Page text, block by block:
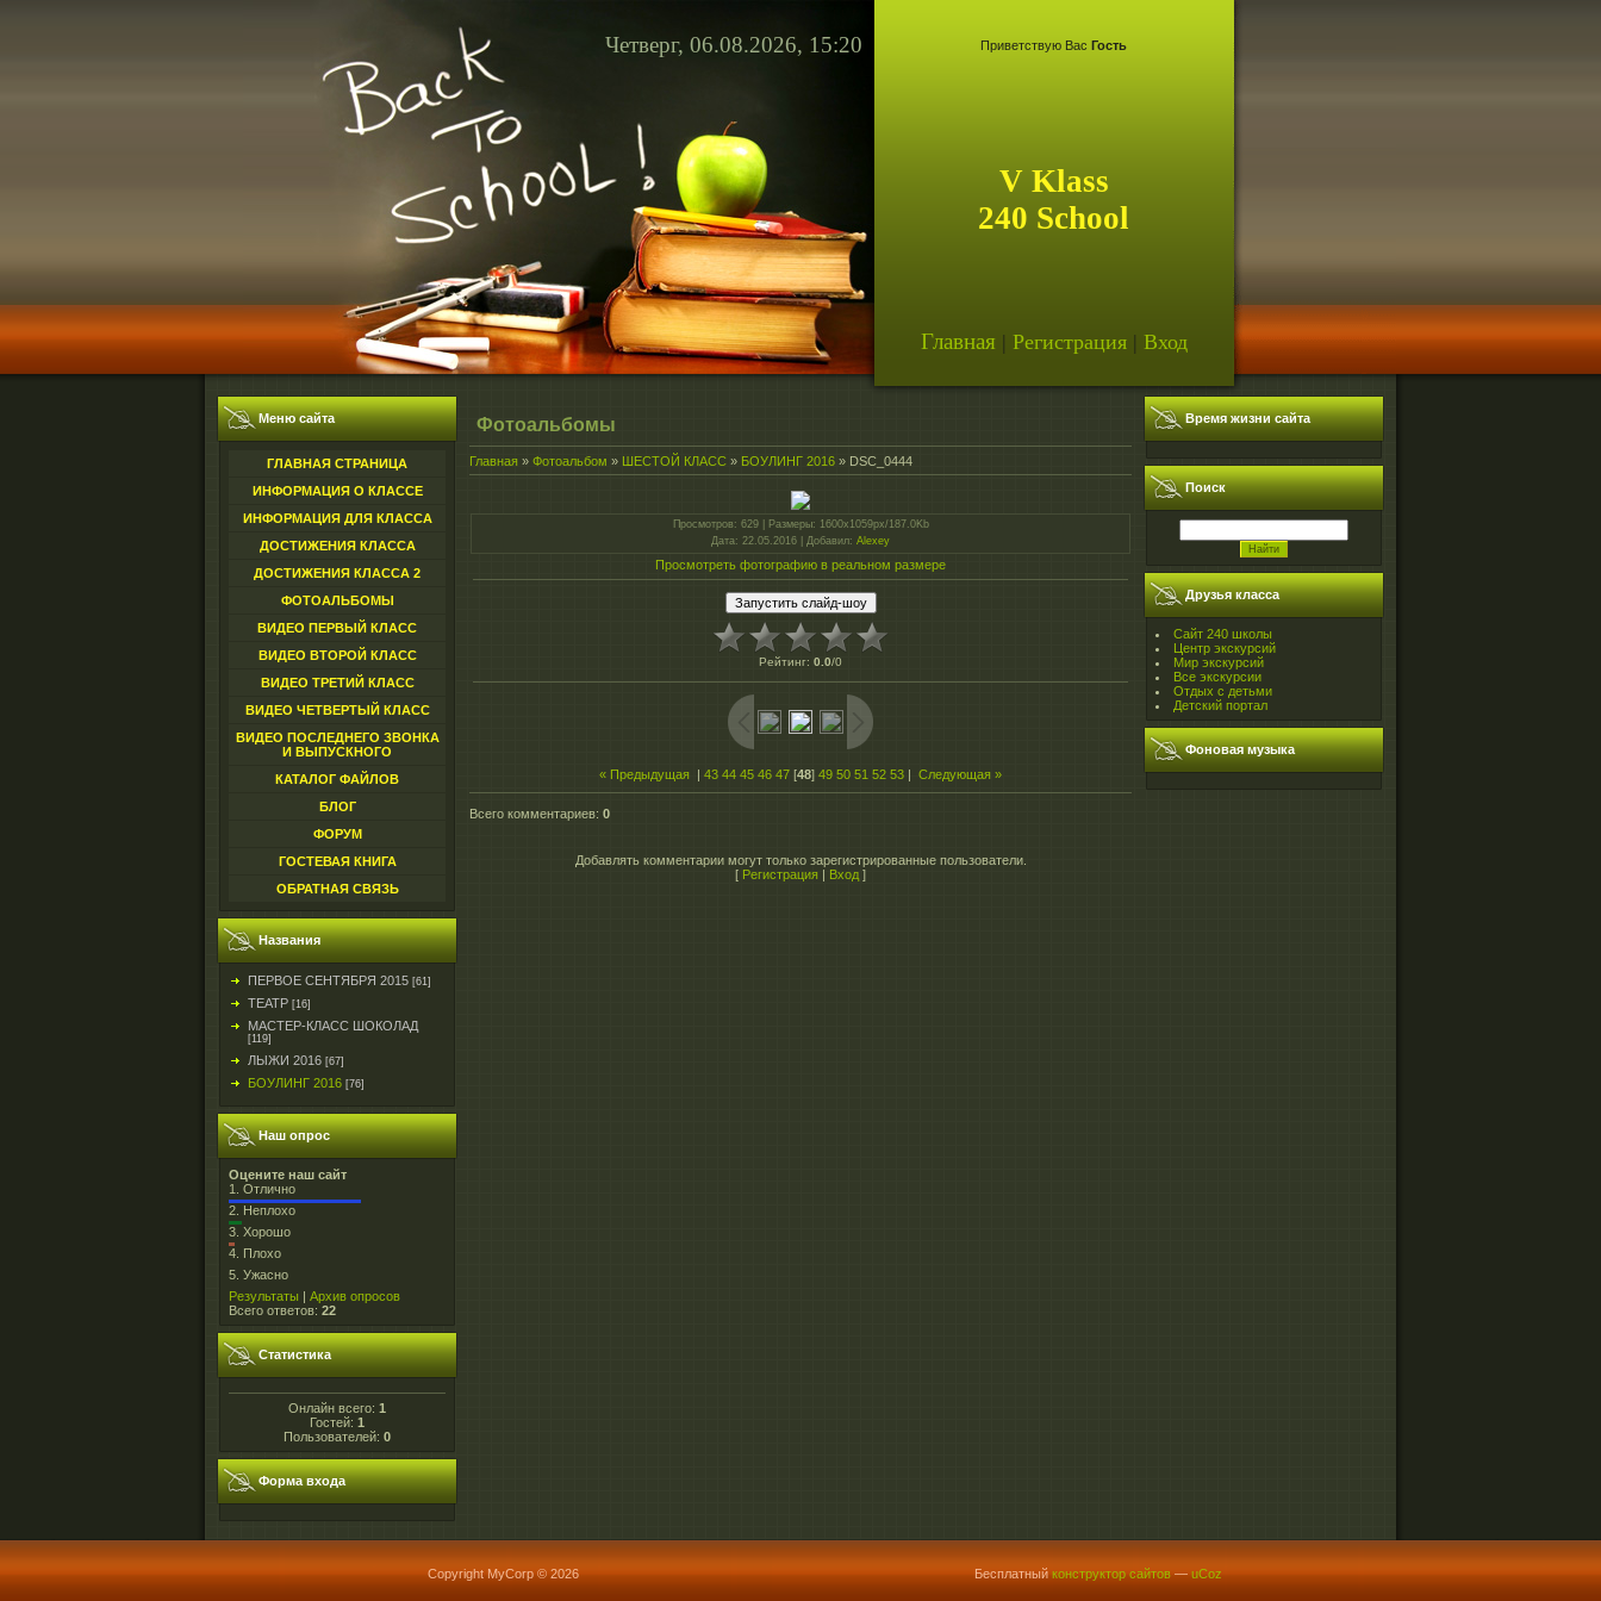
Четверг, 06.08.2026, 15:20 Приветствую Вас Гость
V Klass
240 School
Главная | Регистрация| Вход
Меню сайта
ГЛАВНАЯ СТРАНИЦА
ИНФОРМАЦИЯ О КЛАССЕ
ИНФОРМАЦИЯ ДЛЯ КЛАССА
ДОСТИЖЕНИЯ КЛАССА
ДОСТИЖЕНИЯ КЛАССА 2
ФОТОАЛЬБОМЫ
ВИДЕО ПЕРВЫЙ КЛАСС
ВИДЕО ВТОРОЙ КЛАСС
ВИДЕО ТРЕТИЙ КЛАСС
ВИДЕО ЧЕТВЕРТЫЙ КЛАСС
ВИДЕО ПОСЛЕДНЕГО ЗВОНКА
И ВЫПУСКНОГО
КАТАЛОГ ФАЙЛОВ
БЛОГ
ФОРУМ
ГОСТЕВАЯ КНИГА
ОБРАТНАЯ СВЯЗЬ
Названия
ПЕРВОЕ СЕНТЯБРЯ 2015 [61]
ТЕАТР [16]
МАСТЕР-КЛАСС ШОКОЛАД
[119]
ЛЫЖИ 2016 [67]
БОУЛИНГ 2016 [76]
Наш опрос
Оцените наш сайт
1. Отлично
2. Неплохо
3. Хорошо
4. Плохо
5. Ужасно
Результаты | Архив опросов
Всего ответов: 22
Статистика
Онлайн всего: 1
Гостей: 1
Пользователей: 0
Форма входа
Фотоальбомы
Главная » Фотоальбом » ШЕСТОЙ КЛАСС » БОУЛИНГ 2016 » DSC_0444
Просмотров: 629 | Размеры: 1600x1059px/187.0Kb
Дата: 22.05.2016 | Добавил: Alexey
Просмотреть фотографию в реальном размере
Рейтинг: 0.0/0
« Предыдущая 43 44 45 46 47 [48] 49 50 51 52 53 Следующая »
Всего комментариев: 0
Добавлять комментарии могут только зарегистрированные пользователи.
[ Регистрация | Вход ]
Время жизни сайта
Поиск
Друзья класса
Сайт 240 школы
Центр экскурсий
Мир экскурсий
Все экскурсии
Отдых с детьми
Детский портал
Фоновая музыка
Copyright MyCorp © 2026 Бесплатный конструктор сайтов — uCoz